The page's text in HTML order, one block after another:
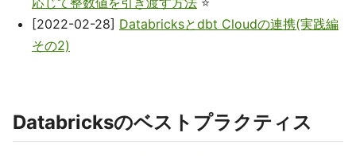
[2022-02-28] Databricksとdbt Cloudの連携(実践編
その2)
Databricksのベストプラクティス